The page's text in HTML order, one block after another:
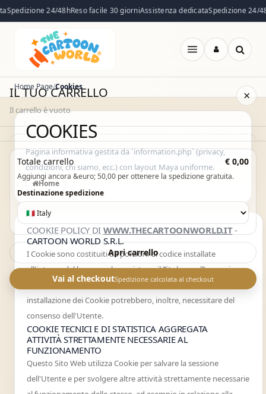
24/48hReso facile 30 giorniAssistenza dedicataSpedizione 24/48h
Apri
IL TUO CARRELLO
Il carrello è vuoto
×
Il carrello è vuoto. Esplora il catalogo e aggiungi i prodotti che
desideri.
Vai al catalogo
Totale carrello € 0,00
Aggiungi ancora &euro; 50,00 per ottenere la spedizione gratuita.
Destinazione spedizione
Apri carrello
Vai al checkoutSpedizione calcolata al checkout
Home Page Cookies
COOKIES
Pagina informativa gestita da `information.php` (privacy,
condizioni, chi siamo, ecc.) con layout Maya uniforme.
Home
COOKIE POLICY DI WWW.THECARTOONWORLD.IT-
CARTOON WORLD S.R.L.
I Cookie sono costituiti da porzioni di codice installate
all'interno del browser che assistono il Titolare nell’erogazione
del servizio in base alle finalità descritte. Alcune delle finalità di
installazione dei Cookie potrebbero, inoltre, necessitare del
consenso dell'Utente.
COOKIE TECNICI E DI STATISTICA AGGREGATA
ATTIVITÀ STRETTAMENTE NECESSARIE AL
FUNZIONAMENTO
Questo Sito Web utilizza Cookie per salvare la sessione
dell'Utente e per svolgere altre attività strettamente necessarie